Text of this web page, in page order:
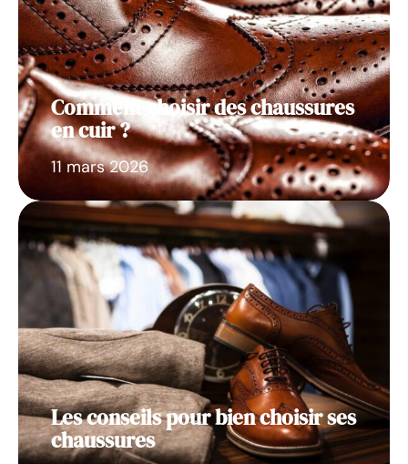
Comment choisir des chaussures
en cuir ?
11 mars 2026
Les conseils pour bien choisir ses
chaussures